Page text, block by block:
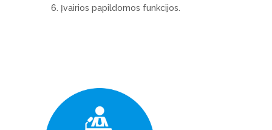
Įvairios papildomos funkcijos.